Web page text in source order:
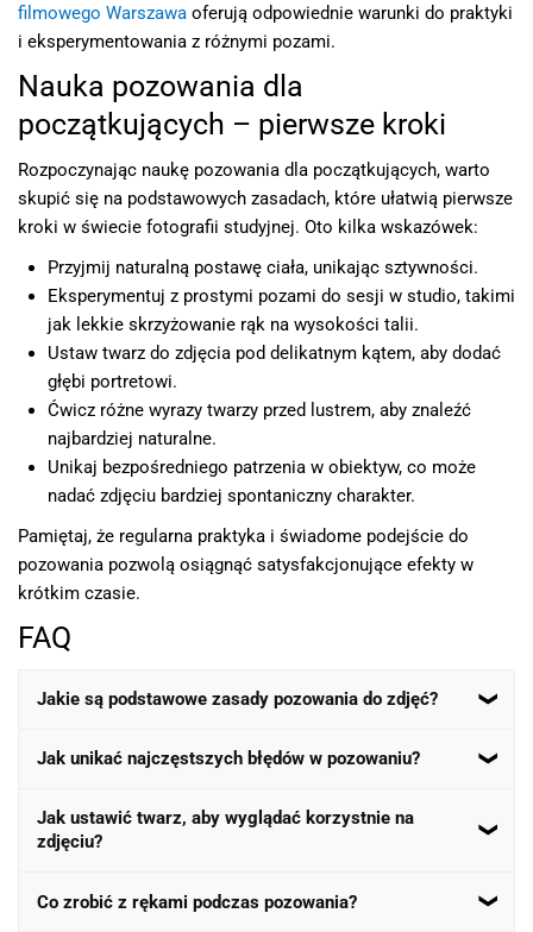
filmowego Warszawa oferują odpowiednie warunki do praktyki
i eksperymentowania z różnymi pozami.
Nauka pozowania dla
początkujących – pierwsze kroki
Rozpoczynając naukę pozowania dla początkujących, warto
skupić się na podstawowych zasadach, które ułatwią pierwsze
kroki w świecie fotografii studyjnej. Oto kilka wskazówek:
Przyjmij naturalną postawę ciała, unikając sztywności.
Eksperymentuj z prostymi pozami do sesji w studio, takimi
jak lekkie skrzyżowanie rąk na wysokości talii.
Ustaw twarz do zdjęcia pod delikatnym kątem, aby dodać
głębi portretowi.
Ćwicz różne wyrazy twarzy przed lustrem, aby znaleźć
najbardziej naturalne.
Unikaj bezpośredniego patrzenia w obiektyw, co może
nadać zdjęciu bardziej spontaniczny charakter.
Pamiętaj, że regularna praktyka i świadome podejście do
pozowania pozwolą osiągnąć satysfakcjonujące efekty w
krótkim czasie.
FAQ
Jakie są podstawowe zasady pozowania do zdjęć?
Podstawowe zasady obejmują przyjęcie naturalnej
twarzy i rąk. Ważne jest również odpowiednie oświetlenie
i tło.
Jak unikać najczęstszych błędów w pozowaniu?
Aby unikać błędów, warto ćwiczyć przed lustrem, zwracać
uwagę na mimikę i postawę oraz korzystać z porad
siebie przed obiektywem.
Jak ustawić twarz, aby wyglądać korzystnie na
zdjęciu?
Delikatne obrócenie głowy pod kątem, uniesienie brody i
Co zrobić z rękami podczas pozowania?